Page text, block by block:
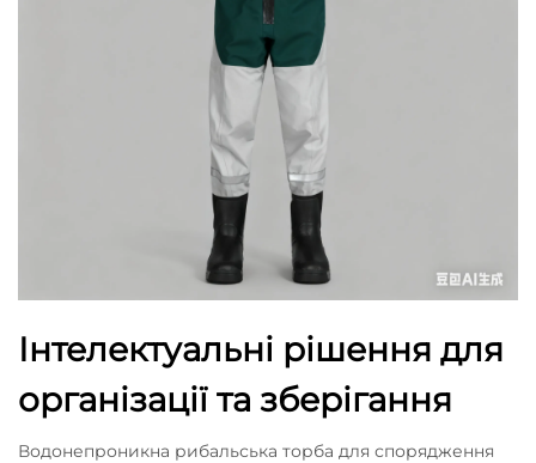
Інтелектуальні рішення для
організації та зберігання
Водонепроникна рибальська торба для спорядження